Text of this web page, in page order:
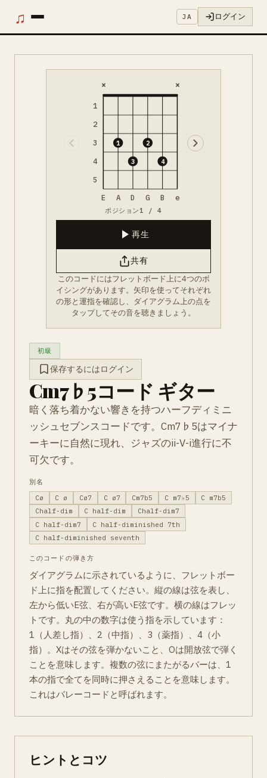
♫ JA ログイン
1
2
3
4
5
× ×
1
3
2
4
E A D G B e
ポジション1 / 4
再生
共有
このコードにはフレットボード上に4つのボ
イシングがあります。矢印を使ってそれぞれ
の形と運指を確認し、ダイアグラム上の点を
タップしてその音を聴きましょう。
初級
保存するにはログイン
Cm7♭5コード ギター
暗く落ち着かない響きを持つハーフディミニ
ッシュセブンスコードです。Cm7♭5はマイナ
ーキーに自然に現れ、ジャズのii-V-i進行に不
可欠です。
別名
Cø
C ø Cø7 C ø7 Cm7b5 C m7♭5
C m7b5
Chalf-dim
C half-dim
Chalf-dim7
C half-dim7
C half-diminished 7th
C half-diminished seventh
このコードの弾き方
ダイアグラムに示されているように、フレットボー
ド上に指を配置してください。縦の線は弦を表し、
左から低いE弦、右が高いE弦です。横の線はフレッ
トです。丸の中の数字は使う指を示しています：
1（人差し指）、2（中指）、3（薬指）、4（小
指）。Xはその弦を弾かないこと、Oは開放弦で弾く
ことを意味します。複数の弦にまたがるバーは、1
本の指で全てを同時に押さえることを意味します。
これはバレーコードと呼ばれます。
ヒントとコツ